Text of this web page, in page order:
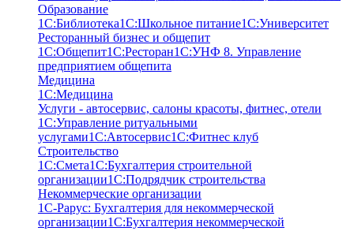
Образование
1С:Библиотека1С:Школьное питание1С:Университет
Ресторанный бизнес и общепит
1С:Общепит1С:Ресторан1С:УНФ 8. Управление
предприятием общепита
Медицина
1С:Медицина
Услуги - автосервис, cалоны красоты, фитнес, отели
1С:Управление ритуальными
услугами1С:Автосервис1С:Фитнес клуб
Строительство
1С:Смета1С:Бухгалтерия строительной
организации1С:Подрядчик строительства
Некоммерческие организации
1С-Рарус: Бухгалтерия для некоммерческой
организации1С:Бухгалтерия некоммерческой